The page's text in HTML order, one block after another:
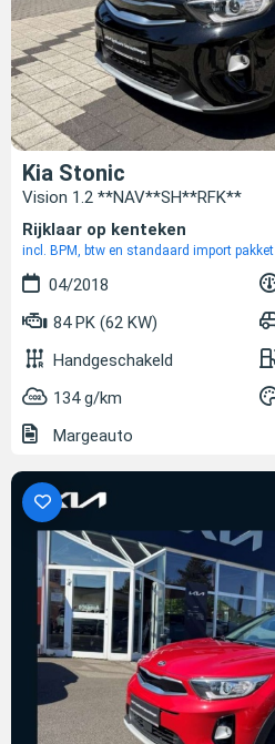
Kia Stonic
Vision 1.2 **NAV**SH**RFK**
Rijklaar op kenteken
incl. BPM, btw en standaard import pakket
04/2018
84 PK (62 KW)
Handgeschakeld
134 g/km
Margeauto